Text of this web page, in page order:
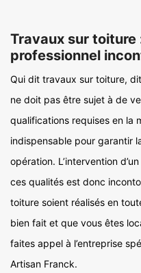
Travaux sur toiture
professionnel
Qui dit travaux sur toiture,
ne doit pas être sujet à de
qualifications requises en la
indispensable pour garantir
opération. L’intervention
ces qualités est donc
toiture soient réalisés en
bien fait et que vous êtes
faites appel à l’entreprise
Artisan Franck.